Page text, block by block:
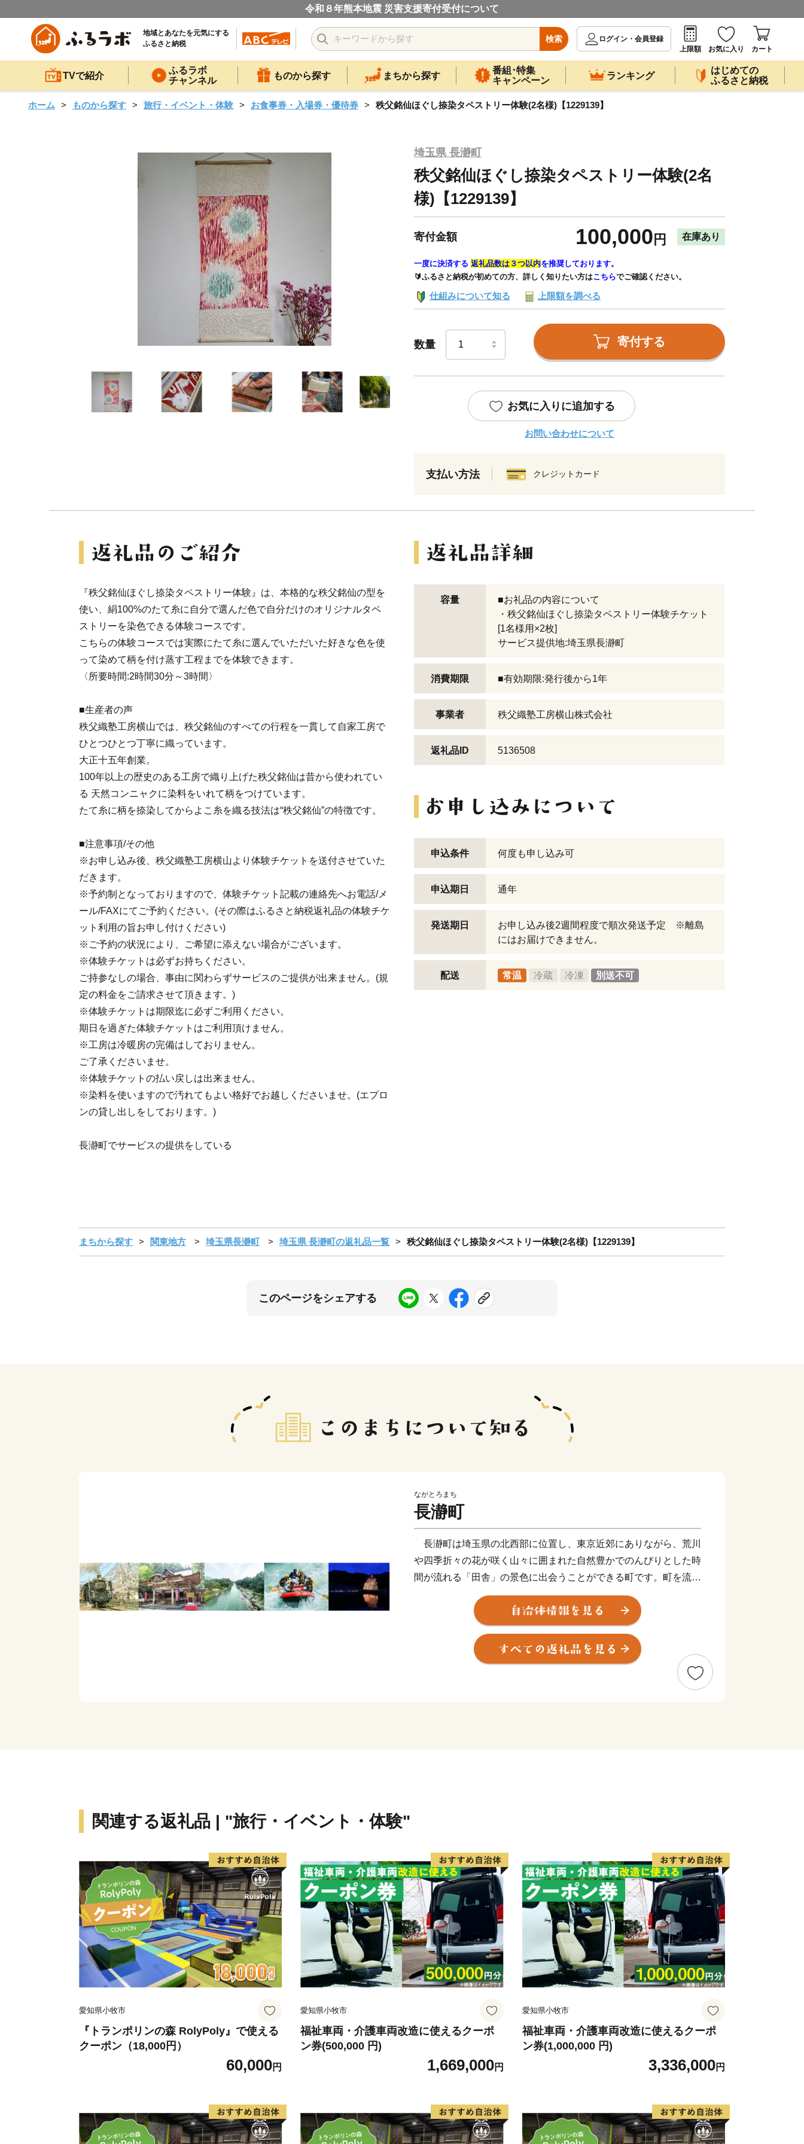
令和８年熊本地震 災害支援寄付受付について
地域とあなたを元気にする
ふるさと納税
検索
ログイン・会員登録
上限額
お気に入り カート
TVで紹介
ふるラボ
チャンネル
ものから探す まちから探す
番組･特集
キャンペーン
ランキング
はじめての
ふるさと納税
ホーム ものから探す 旅行・イベント・体験 お食事券・入場券・優待券 秩父銘仙ほぐし捺染タペストリー体験(2名様)【1229139】
埼玉県 長瀞町
秩父銘仙ほぐし捺染タペストリー体験(2名
様)【1229139】
寄付金額 100,000 円 在庫あり
一度に決済する 返礼品数は３つ以内を推奨しております。
🔰ふるさと納税が初めての方、詳しく知りたい方はこちらでご確認ください。
仕組みについて知る 上限額を調べる
数量 寄付する
お気に入りに追加する
お問い合わせについて
支払い方法 クレジットカード
『秩父銘仙ほぐし捺染タペストリー体験』は、本格的な秩父銘仙の型を
使い、絹100%のたて糸に自分で選んだ色で自分だけのオリジナルタペ
ストリーを染色できる体験コースです。
こちらの体験コースでは実際にたて糸に選んでいただいた好きな色を使
って染めて柄を付け蒸す工程までを体験できます。
〈所要時間:2時間30分～3時間〉
■生産者の声
秩父織塾工房横山では、秩父銘仙のすべての行程を一貫して自家工房で
ひとつひとつ丁寧に織っています。
大正十五年創業。
100年以上の歴史のある工房で織り上げた秩父銘仙は昔から使われてい
る 天然コンニャクに染料をいれて柄をつけています。
たて糸に柄を捺染してからよこ糸を織る技法は“秩父銘仙”の特徴です。
■注意事項/その他
※お申し込み後、秩父織塾工房横山より体験チケットを送付させていた
だきます。
※予約制となっておりますので、体験チケット記載の連絡先へお電話/メ
ール/FAXにてご予約ください。(その際はふるさと納税返礼品の体験チケ
ット利用の旨お申し付けください)
※ご予約の状況により、ご希望に添えない場合がございます。
※体験チケットは必ずお持ちください。
ご持参なしの場合、事由に関わらずサービスのご提供が出来ません。(規
定の料金をご請求させて頂きます。)
※体験チケットは期限迄に必ずご利用ください。
期日を過ぎた体験チケットはご利用頂けません。
※工房は冷暖房の完備はしておりません。
ご了承くださいませ。
※体験チケットの払い戻しは出来ません。
※染料を使いますので汚れてもよい格好でお越しくださいませ。(エプロ
ンの貸し出しをしております。)
長瀞町でサービスの提供をしている
容量
■お礼品の内容について
・秩父銘仙ほぐし捺染タペストリー体験チケット
[1名様用×2枚]
サービス提供地:埼玉県長瀞町
消費期限 ■有効期限:発行後から1年
事業者 秩父織塾工房横山株式会社
返礼品ID 5136508
申込条件 何度も申し込み可
申込期日 通年
発送期日
お申し込み後2週間程度で順次発送予定 ※離島
にはお届けできません。
配送 常温 冷蔵 冷凍 別送不可
まちから探す 関東地方 埼玉県長瀞町 埼玉県 長瀞町の返礼品一覧 秩父銘仙ほぐし捺染タペストリー体験(2名様)【1229139】
このページをシェアする
ながとろまち
長瀞町
長瀞町は埼玉県の北西部に位置し、東京近郊にありながら、荒川
や四季折々の花が咲く山々に囲まれた自然豊かでのんびりとした時
間が流れる「田舎」の景色に出会うことができる町です。町を流れ
る荒川により創り出された岩畳は、地質学的にも貴重であるととも
に、長瀞町を象徴する美しい風景となっており、一帯が、国の名勝
及び天然記念物に指定されています。また、風景だけでなく、ミシ
ュラン・グリーンガイド・ジャポン一つ星を獲得した寶登山神社の
ほか、ハイキングや川下り、ラフティング等のアクティビティも楽
しむことができ、年間３００万人の観光客の皆さんに訪れていただ
りますので温かいご支援、寄附金を心よりお待ちしております。そ
して、一年中いつ訪れても魅力いっぱいの観光地「長瀞」へ是非遊
びに来て楽しんでください！
※お礼品の贈呈は、町外にお住まいの方です。
※同一年内で複数回の寄附を行った場合でも、都度お礼品を受取る
事ができます。
関連する返礼品 | "旅行・イベント・体験"
愛知県小牧市
『トランポリンの森 RolyPoly』で使える
クーポン（18,000円）
60,000円
愛知県小牧市
福祉車両・介護車両改造に使えるクーポ
ン券(500,000 円)
1,669,000円
愛知県小牧市
福祉車両・介護車両改造に使えるクーポ
ン券(1,000,000 円)
3,336,000円